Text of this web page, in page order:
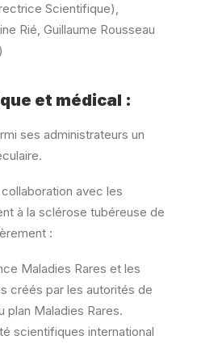
Scientifique),
Rié, Guillaume Rousseau
et médical :
ses administrateurs un
avec les
à la sclérose tubéreuse de
:
Maladies Rares et les
créés par les autorités de
plan Maladies Rares.
scientifiques international